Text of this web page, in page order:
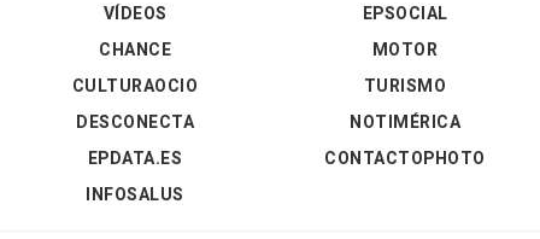
VÍDEOS
EPSOCIAL
CHANCE
CULTURAOCIO
DESCONECTA
EPDATA.ES
INFOSALUS
MOTOR
TURISMO
NOTIMÉRICA
CONTACTOPHOTO